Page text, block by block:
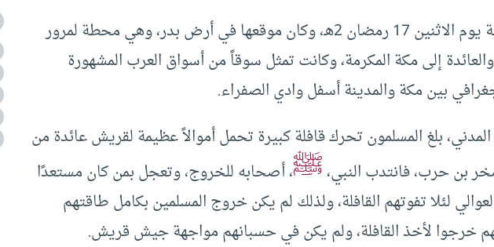
في صبيحة يوم الاثنين 17 رمضان 2هـ، وكان موقعها في أرض بدر، وهي محطة لمرور
إلى مكة المكرمة، وكانت تمثل سوقاً من أسواق العرب المشهورة
بين مكة والمدينة أسفل وادي الصفراء.
المدني، بلغ المسلمون تحرك قافلة كبيرة تحمل أموالاً عظيمة لقريش عائدة من
بن حرب، فانتدب النبي،ﷺ، أصحابه للخروج، وتعجل بمن كان مستعدًا
لئلا تفوتهم القافلة، ولذلك لم يكن خروج المسلمين بكامل طاقتهم
خرجوا لأخذ القافلة، ولم يكن في حسبانهم مواجهة جيش قريش.